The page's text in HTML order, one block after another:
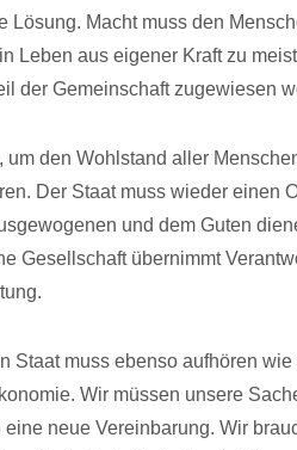
Lösung. Macht muss den
Leben aus eigener Kraft zu
der Gemeinschaft zugewiesen
den Wohlstand aller
Der Staat muss wieder einen
und dem Guten
Gesellschaft übernimmt
Staat muss ebenso aufhören
Wir müssen unsere
neue Vereinbarung. Wir